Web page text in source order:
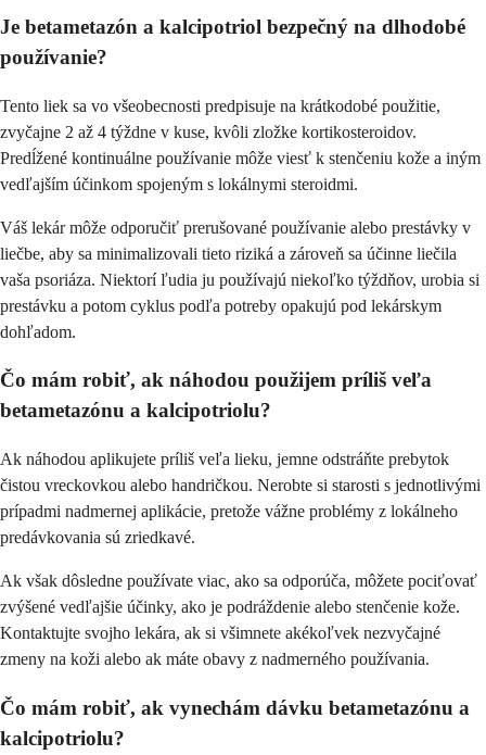
Je betametazón a kalcipotriol bezpečný na dlhodobé
používanie?
Tento liek sa vo všeobecnosti predpisuje na krátkodobé použitie,
zvyčajne 2 až 4 týždne v kuse, kvôli zložke kortikosteroidov.
Predĺžené kontinuálne používanie môže viesť k stenčeniu kože a iným
vedľajším účinkom spojeným s lokálnymi steroidmi.
Váš lekár môže odporučiť prerušované používanie alebo prestávky v
liečbe, aby sa minimalizovali tieto riziká a zároveň sa účinne liečila
vaša psoriáza. Niektorí ľudia ju používajú niekoľko týždňov, urobia si
prestávku a potom cyklus podľa potreby opakujú pod lekárskym
dohľadom.
Čo mám robiť, ak náhodou použijem príliš veľa
betametazónu a kalcipotriolu?
Ak náhodou aplikujete príliš veľa lieku, jemne odstráňte prebytok
čistou vreckovkou alebo handričkou. Nerobte si starosti s jednotlivými
prípadmi nadmernej aplikácie, pretože vážne problémy z lokálneho
predávkovania sú zriedkavé.
Ak však dôsledne používate viac, ako sa odporúča, môžete pociťovať
zvýšené vedľajšie účinky, ako je podráždenie alebo stenčenie kože.
Kontaktujte svojho lekára, ak si všimnete akékoľvek nezvyčajné
zmeny na koži alebo ak máte obavy z nadmerného používania.
Čo mám robiť, ak vynechám dávku betametazónu a
kalcipotriolu?